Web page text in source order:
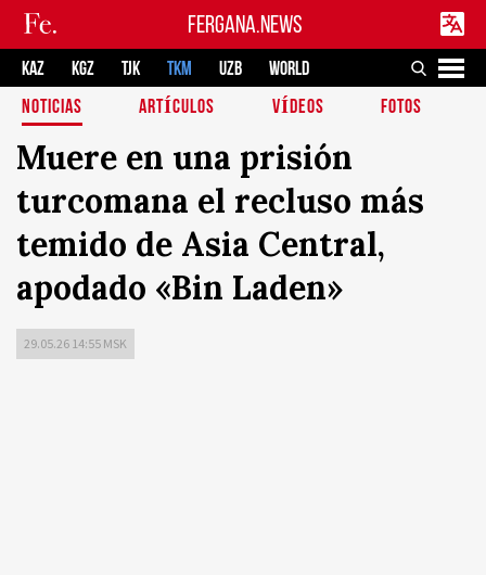
FERGANA.NEWS
KAZ KGZ TJK TKM UZB
WORLD
NOTICIAS
ARTÍCULOS VÍDEOS FOTOS
Muere en una prisión
turcomana el recluso más
temido de Asia Central,
apodado «Bin Laden»
29.05.26 14:55 MSK